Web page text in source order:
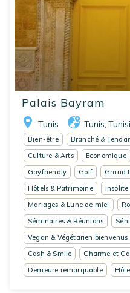
Palais Bayram
Tunis Tunis,
Bien-être Branché &
Culture & Arts
Economique
Gayfriendly
Golf Grand
Hôtels & Patrimoine
Insolite
Mariages & Lune de miel
Séminaires & Réunions
Vegan & Végétarien bienvenus
Cash & Smile
Charme et
Demeure remarquable